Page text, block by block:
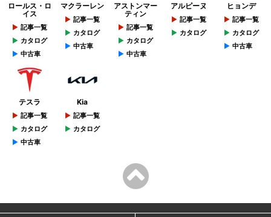
ロールス・ロ
イス
記事一覧
カタログ
中古車
マクラーレン
記事一覧
カタログ
中古車
アストンマー
ティン
記事一覧
カタログ
中古車
アルピーヌ
記事一覧
カタログ
ヒョンデ
記事一覧
カタログ
中古車
テスラ
記事一覧
カタログ
中古車
Kia
記事一覧
カタログ